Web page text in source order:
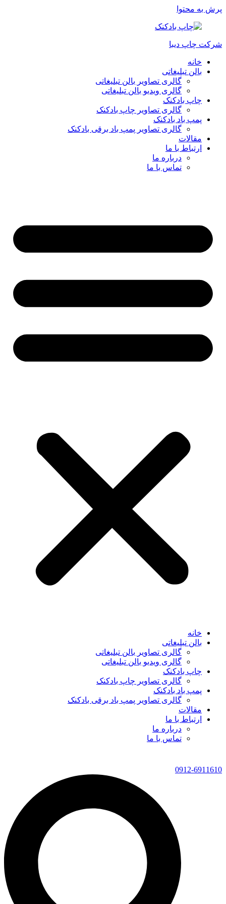
پرش به محتوا
شرکت چاپ دیبا
خانه
بالن تبلیغاتی
گالری تصاویر بالن تبلیغاتی
گالری ویدیو بالن تبلیغاتی
چاپ بادکنک
گالری تصاویر چاپ بادکنک
پمپ باد بادکنک
گالری تصاویر پمپ باد برقی بادکنک
مقالات
ارتباط با ما
درباره ما
تماس با ما
خانه
بالن تبلیغاتی
گالری تصاویر بالن تبلیغاتی
گالری ویدیو بالن تبلیغاتی
چاپ بادکنک
گالری تصاویر چاپ بادکنک
پمپ باد بادکنک
گالری تصاویر پمپ باد برقی بادکنک
مقالات
ارتباط با ما
درباره ما
تماس با ما
0912-6911610